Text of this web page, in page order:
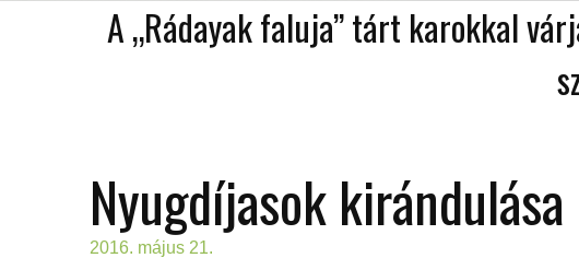
A „Rádayak faluja” tárt karokkal
Nyugdíjasok kirándulása
2016. május 21.